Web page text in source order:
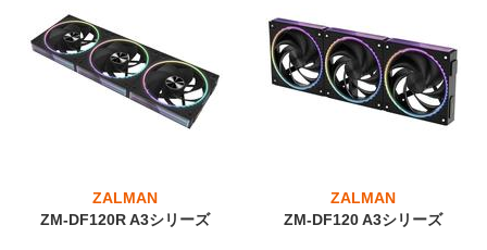
ZALMAN
ZM-DF120R A3シリーズ
ZALMAN
ZM-DF120 A3シリーズ